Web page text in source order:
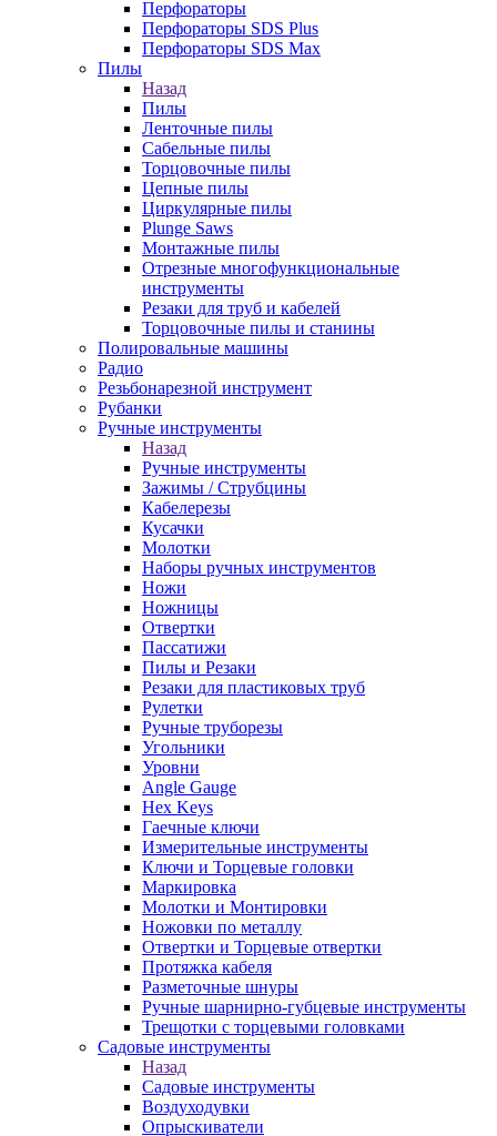
Перфораторы
Перфораторы SDS Plus
Перфораторы SDS Max
Пилы
Назад
Пилы
Ленточные пилы
Сабельные пилы
Торцовочные пилы
Цепные пилы
Циркулярные пилы
Plunge Saws
Монтажные пилы
Отрезные многофункциональные
инструменты
Резаки для труб и кабелей
Торцовочные пилы и станины
Полировальные машины
Радио
Резьбонарезной инструмент
Рубанки
Ручные инструменты
Назад
Ручные инструменты
Зажимы / Струбцины
Кабелерезы
Кусачки
Молотки
Наборы ручных инструментов
Ножи
Ножницы
Отвертки
Пассатижи
Пилы и Резаки
Резаки для пластиковых труб
Рулетки
Ручные труборезы
Угольники
Уровни
Angle Gauge
Hex Keys
Гаечные ключи
Измерительные инструменты
Ключи и Торцевые головки
Маркировка
Молотки и Монтировки
Ножовки по металлу
Отвертки и Торцевые отвертки
Протяжка кабеля
Разметочные шнуры
Ручные шарнирно-губцевые инструменты
Трещотки с торцевыми головками
Садовые инструменты
Назад
Садовые инструменты
Воздуходувки
Опрыскиватели